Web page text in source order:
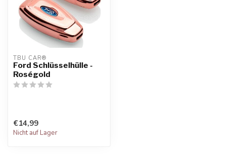
TBU CAR®
Ford Schlüsselhülle -
Roségold
€14,99
Nicht auf Lager